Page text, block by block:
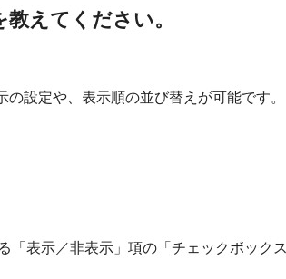
えてください。
設定や、表示順の並び替えが可能です。
表示／非表示」項の「チェックボックス